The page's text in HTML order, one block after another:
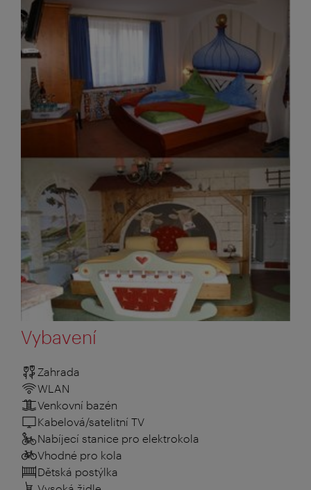
Vybavení
Zahrada
WLAN
Venkovní bazén
Kabelová/satelitní TV
Nabíjecí stanice pro elektrokola
Vhodné pro kola
Dětská postýlka